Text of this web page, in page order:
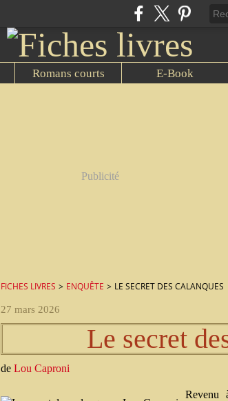
Romans courts E-Book
Publicité
FICHES LIVRES > ENQUÊTE > LE SECRET DES CALANQUES
27 mars 2026
Le secret
de Lou Caproni
Revenu